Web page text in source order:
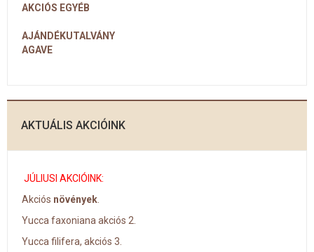
AKCIÓS EGYÉB
AJÁNDÉKUTALVÁNY
AGAVE
AKTUÁLIS AKCIÓINK
JÚLIUSI AKCIÓINK:
Akciós növények.
Yucca faxoniana akciós 2.
Yucca filifera, akciós 3.